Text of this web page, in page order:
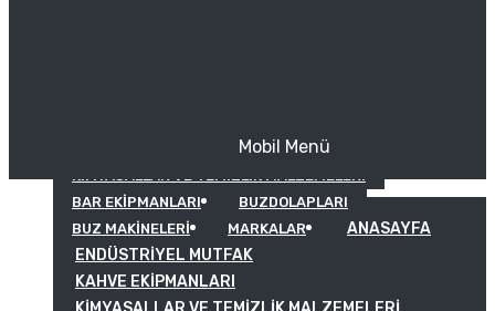
KIMYASALLAR VE TEMIZLIK MALZEMELERI
BAR EKIPMANLARI
BUZDOLAPLARI
BUZ MAKINELERI
MARKALAR
Mobil Menü
ANASAYFA
ENDÜSTRIYEL MUTFAK
KAHVE EKIPMANLARI